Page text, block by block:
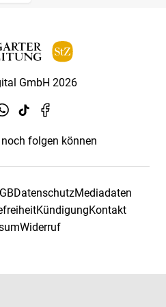
GmbH 2026
folgen können
DatenschutzMediadaten
KündigungKontakt
Widerruf